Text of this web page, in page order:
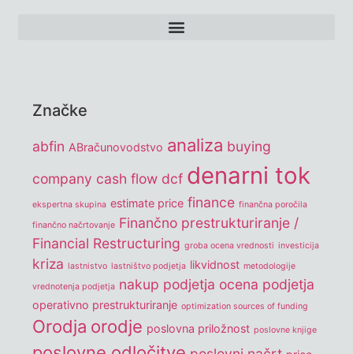
Značke
abfin ABračunovodstvo analiza buying
company cash flow dcf denarni tok
ekspertna skupina estimate price finance finančna poročila
finančno načrtovanje Finančno prestrukturiranje /
Financial Restructuring groba ocena vrednosti investicija
kriza lastnistvo lastništvo podjetja likvidnost metodologije
vrednotenja podjetja nakup podjetja ocena podjetja
operativno prestrukturiranje optimization sources of funding
Orodja orodje poslovna priložnost poslovne knjige